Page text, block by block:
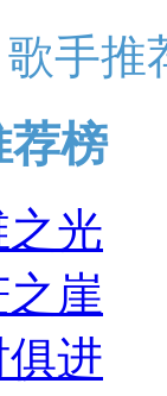
手
荐榜
光
崖
进